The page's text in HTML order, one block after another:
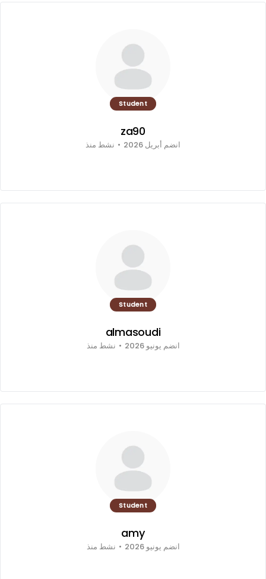
Student
za90
انضم أبريل 2026 • نشط منذ
Student
almasoudi
انضم يونيو 2026 • نشط منذ
Student
amy
انضم يونيو 2026 • نشط منذ